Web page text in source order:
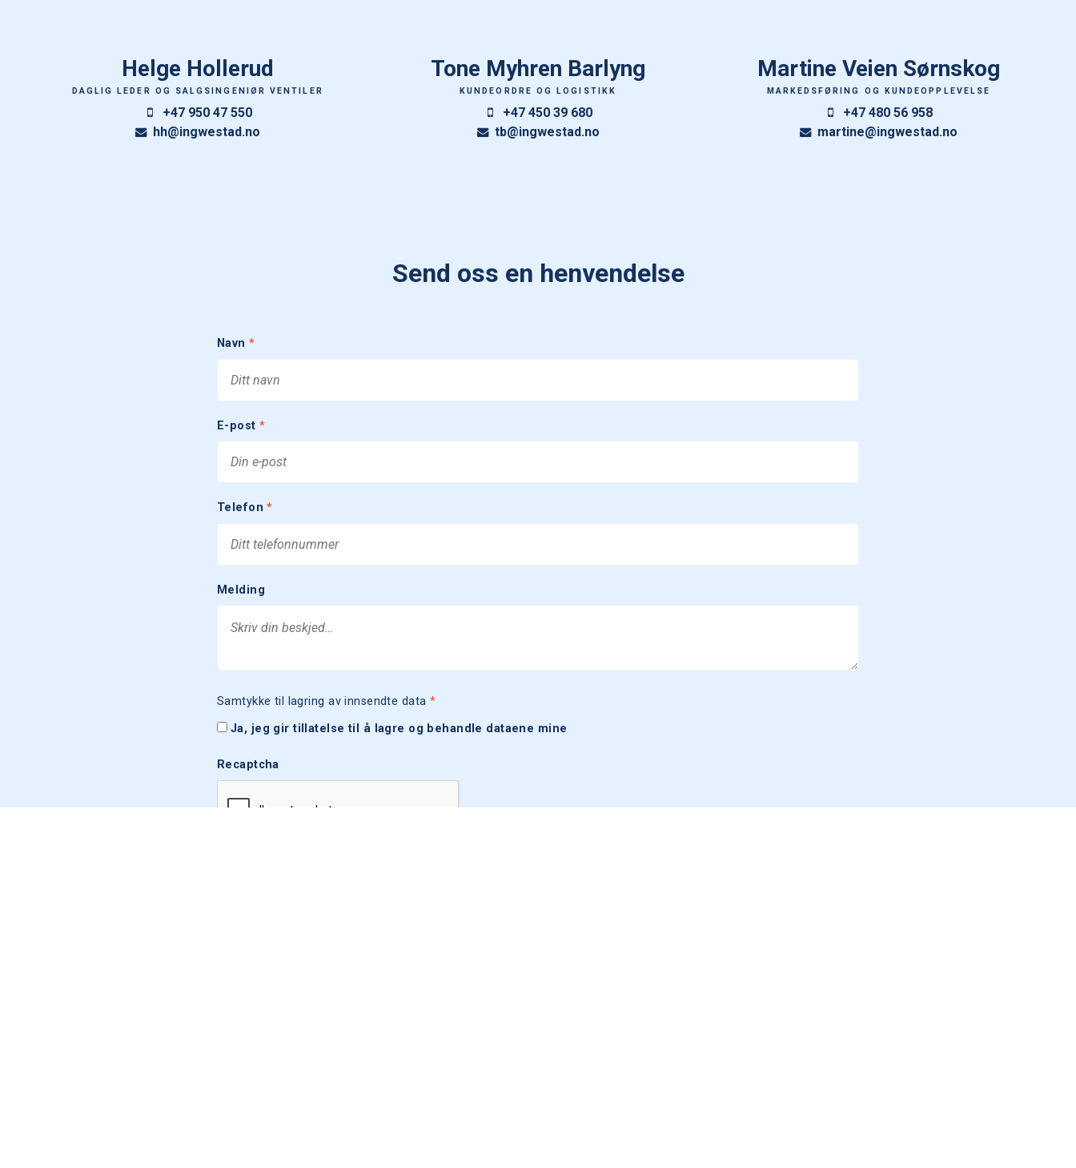
Helge Hollerud
DAGLIG LEDER OG SALGSINGENIØR VENTILER
+47 950 47 550
hh@ingwestad.no
Tone Myhren Barlyng
KUNDEORDRE OG LOGISTIKK
+47 450 39 680
tb@ingwestad.no
Martine Veien Sørnskog
MARKEDSFØRING OG KUNDEOPPLEVELSE
+47 480 56 958
martine@ingwestad.no
Send oss en henvendelse
Navn*
E-post*
Telefon*
Melding
Samtykke til lagring av innsendte data *
Ja, jeg gir tillatelse til å lagre og behandle dataene mine
Recaptcha